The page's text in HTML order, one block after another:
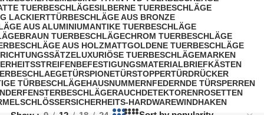
TUERBESCHLÄGESILBERNE TUERBESCHLÄGE
LACKIERTTÜRBESCHLÄGE AUS BRONZE
AUS ALUMINIUMANTIKE TUERBESCHLÄGE
BRAUN TUERBESCHLÄGECHROM TUERBESCHLÄGE
AUS HOLZMATTGOLDENE TUERBESCHLÄGE
LUXURIÖSE TUERBESCHLÄGEMARKEN
BEFESTIGUNGSMATERIALBRIEFKÄSTEN
TÜRSPIONETÜRSTOPPERTÜRDRÜCKER
TÜRBESCHLÄGEHAUSNUMMERNFEDERNDE TÜRSPERREN
FENSTERBESCHLÄGERAUCHDETEKTORENROSETTEN
SCHLÖSSERSICHERHEITS-HARDWAREWINDHAKEN